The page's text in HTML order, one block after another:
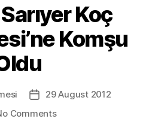
Koç
Komşu
Post29 August 2012
Commentson